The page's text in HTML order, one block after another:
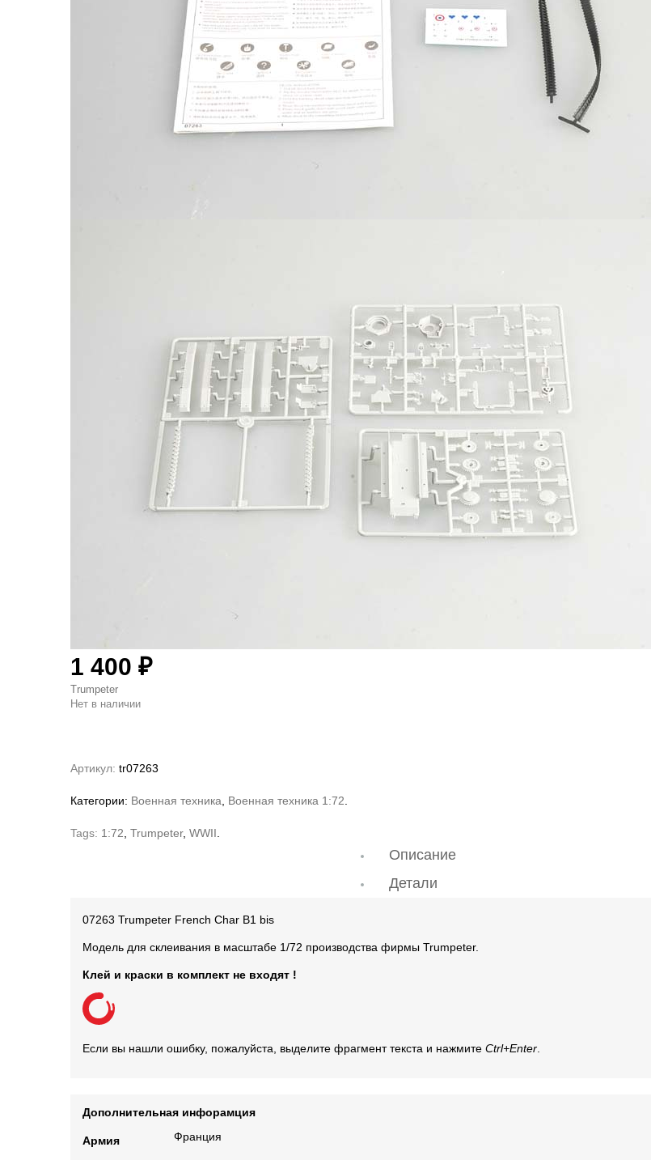
1 400 ₽
Trumpeter
Нет в наличии
Артикул: tr07263
Категории: Военная техника Военная техника 1:72
Tags: 1:72 Trumpeter, WWII
Описание
Детали
07263 Trumpeter French Char B1 bis
Модель для склеивания в масштабе 1/72 производства фирмы Trumpeter.
Клей и краски в комплект не входят !
Если вы нашли ошибку, пожалуйста, выделите фрагмент текста и нажмите Ctrl+Enter
Дополнительная инфорамция
Армия Франция